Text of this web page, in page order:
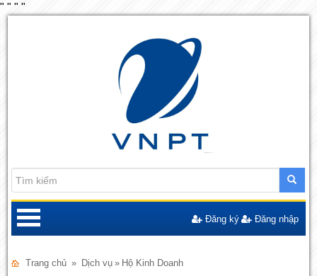
" " " "
Đăng ký Đăng nhập
Trang chủ » Dịch vụ » Hộ Kinh Doanh